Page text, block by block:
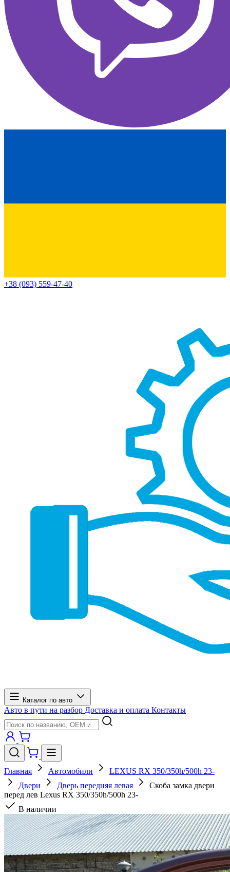
+38 (093) 559-47-40
Каталог по авто
Авто в пути на разбор Доставка и оплата Контакты
Главная Автомобили
LEXUS RX 350/350h/500h 23-
Двери
Дверь передняя левая
Скоба замка двери
перед лев Lexus RX 350/350h/500h 23-
В наличии